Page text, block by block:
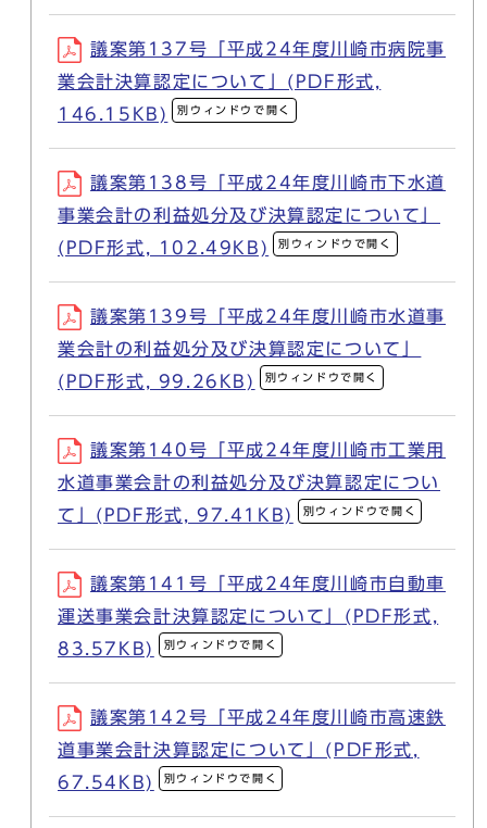
議案第137号「平成24年度川崎市病院事
業会計決算認定について」(PDF形式,
146.15KB)
別ウィンドウで開く
議案第138号「平成24年度川崎市下水道
事業会計の利益処分及び決算認定について」
(PDF形式, 102.49KB)
別ウィンドウで開く
議案第139号「平成24年度川崎市水道事
業会計の利益処分及び決算認定について」
(PDF形式, 99.26KB)
別ウィンドウで開く
議案第140号「平成24年度川崎市工業用
水道事業会計の利益処分及び決算認定につい
て」(PDF形式, 97.41KB)
別ウィンドウで開く
議案第141号「平成24年度川崎市自動車
運送事業会計決算認定について」(PDF形式,
83.57KB)
別ウィンドウで開く
議案第142号「平成24年度川崎市高速鉄
道事業会計決算認定について」(PDF形式,
67.54KB)
別ウィンドウで開く